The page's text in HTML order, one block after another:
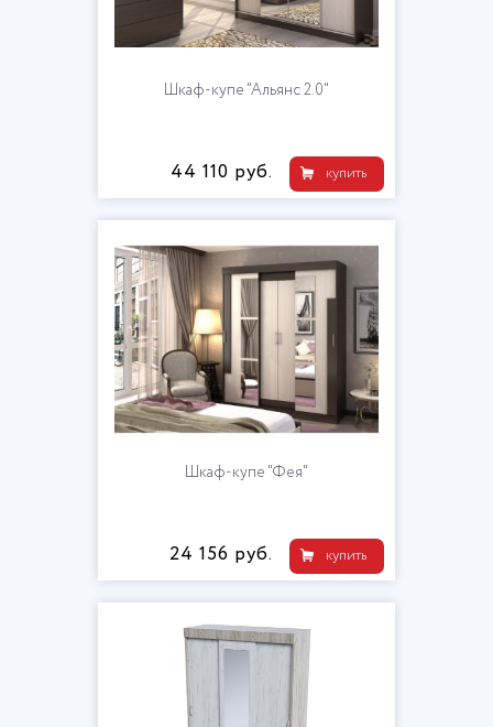
Шкаф-купе "Альянс 2.0"
купить
44 110 руб.
Шкаф-купе "Фея"
купить
24 156 руб.